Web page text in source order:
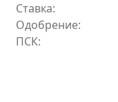
Ставка:
Одобрение: